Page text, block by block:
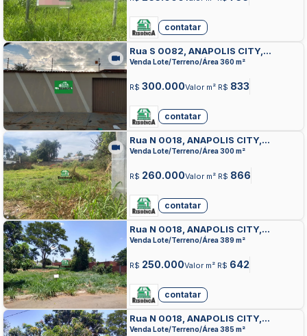
contatar
Rua S 0082, ANAPOLIS CITY,
ANAPOLIS
Venda Lote/Terreno/Área 360 m²
R$ 300.000Valor m² R$ 833
contatar
Rua N 0018, ANAPOLIS CITY,
ANAPOLIS
Venda Lote/Terreno/Área 300 m²
R$ 260.000Valor m² R$ 866
contatar
Rua N 0018, ANAPOLIS CITY,
ANAPOLIS
Venda Lote/Terreno/Área 389 m²
R$ 250.000Valor m² R$ 642
contatar
Rua N 0018, ANAPOLIS CITY,
ANAPOLIS
Venda Lote/Terreno/Área 385 m²